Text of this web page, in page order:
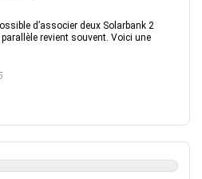
d’associer deux Solarbank 2
revient souvent. Voici une